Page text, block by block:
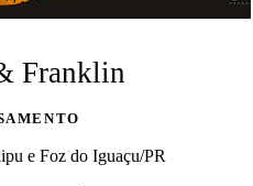
Franklin
e Foz do Iguaçu/PR